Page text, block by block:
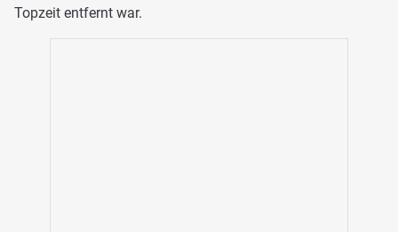
Topzeit entfernt war.